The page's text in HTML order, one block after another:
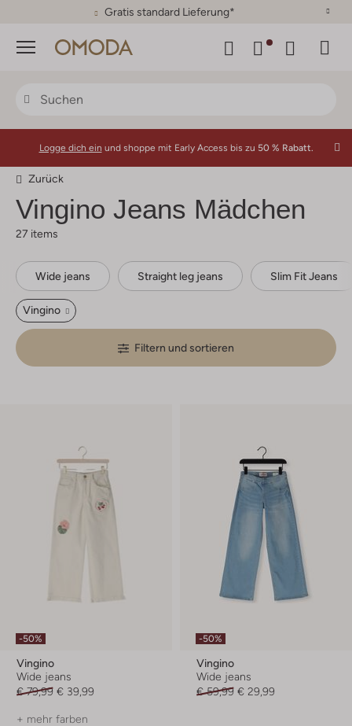
30 Tage Rückgaberecht
Menü
Logge dich ein und shoppe mit Early Access bis zu 50 % Rabatt.
Zurück
Vingino Jeans Mädchen
27 items
Wide jeans Straight leg jeans Slim Fit Jeans
Vingino
Filtern und sortieren
-50%
Vingino
Wide jeans
€ 79,99 € 39,99
+ mehr farben
-50%
Vingino
Wide jeans
€ 59,99 € 29,99